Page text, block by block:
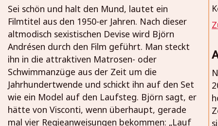
Sei schön und halt den Mund, lautet ein
Filmtitel aus den 1950-er Jahren. Nach dieser
altmodisch sexistischen Devise wird Björn
Andrésen durch den Film geführt. Man steckt
ihn in die attraktiven Matrosen- oder
Schwimmanzüge aus der Zeit um die
Jahrhundertwende und schickt ihn auf den Set
wie ein Model auf den Laufsteg. Björn sagt, er
hätte von Visconti, wenn überhaupt, gerade
mal vier Regieanweisungen bekommen: „Lauf